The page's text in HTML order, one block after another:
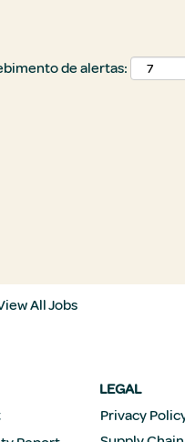
de alertas:
All Jobs
LEGAL
Privacy